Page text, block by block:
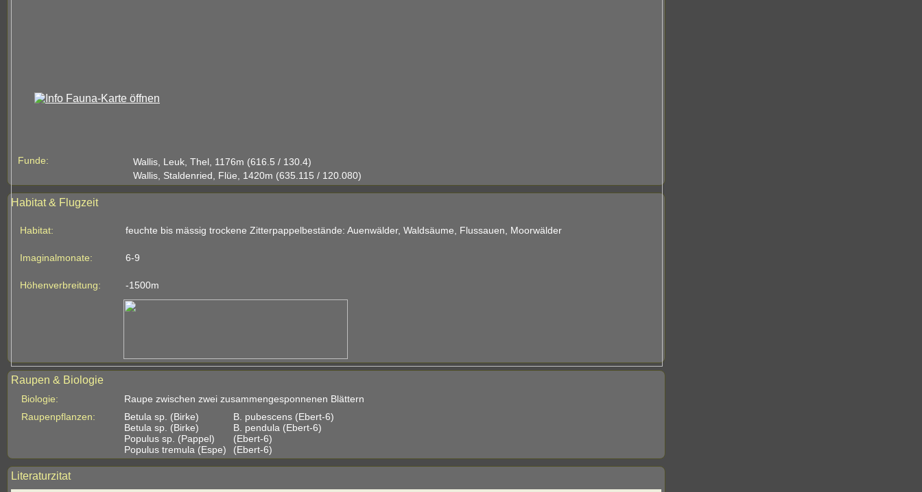
Funde:
Wallis, Leuk, Thel, 1176m (616.5 / 130.4)
Wallis, Staldenried, Flüe, 1420m (635.115 / 120.080)
Habitat & Flugzeit
Habitat: feuchte bis mässig trockene Zitterpappelbestände: Auenwälder, Waldsäume, Flussauen, Moorwälder
Imaginalmonate: 6-9
Höhenverbreitung: -1500m
Raupen & Biologie
Biologie:
Raupe zwischen zwei zusammengesponnenen Blättern
Raupenpflanzen:
Betula sp. (Birke)
B. pubescens (Ebert-6)
Betula sp. (Birke)
B. pendula (Ebert-6)
Populus sp. (Pappel)
(Ebert-6)
Populus tremula (Espe)
(Ebert-6)
Literaturzitat